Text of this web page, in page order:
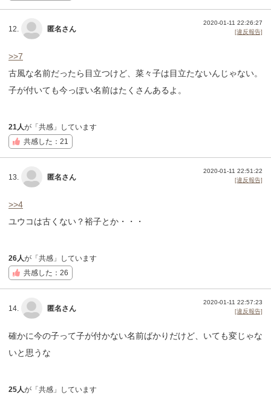
12. 匿名さん
2020-01-11 22:26:27
[違反報告]
>>7
古風な名前だったら目立つけど、菜々子は目立たないんじゃない。
子が付いても今っぽい名前はたくさんあるよ。
21人が「共感」しています
共感した：21
13. 匿名さん
2020-01-11 22:51:22
[違反報告]
>>4
ユウコは古くない？裕子とか・・・
26人が「共感」しています
共感した：26
14. 匿名さん
2020-01-11 22:57:23
[違反報告]
確かに今の子って子が付かない名前ばかりだけど、いても変じゃな
いと思うな
25人が「共感」しています